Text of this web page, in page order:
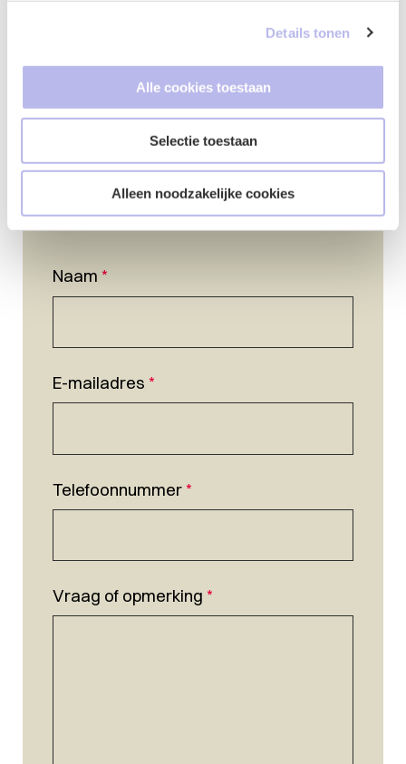
Details tonen
Alle cookies toestaan
Selectie toestaan
Alleen noodzakelijke cookies
Naam *
E-mailadres *
Telefoonnummer*
Vraag of opmerking *